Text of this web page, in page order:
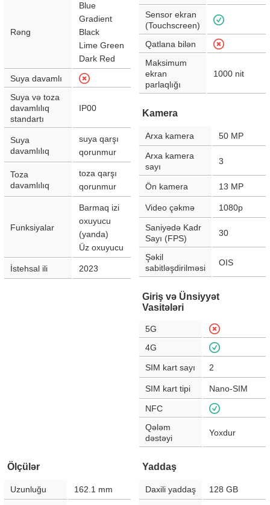
Rəng
Blue
Gradient
Black
Lime Green
Dark Red
Suya davamlı
Suya və toza
davamlılıq
standartı
IP00
Suya
davamlılıq
suya qarşı
qorunmur
Toza
davamlılıq
toza qarşı
qorunmur
Funksiyalar
Barmaq izi
oxuyucu
(yanda)
Üz oxuyucu
İstehsal ili 2023
Sensor ekran
(Touchscreen)
Qatlana bilən
Maksimum
ekran
parlaqlığı
1000 nit
Kamera
Arxa kamera 50 MP
Arxa kamera
sayı
3
Ön kamera 13 MP
Video çəkmə 1080p
Saniyədə Kadr
Sayı (FPS)
30
Şəkil
sabitləşdirilməsi
OIS
Giriş və Ünsiyyət
Vasitələri
5G
4G
SIM kart sayı 2
SIM kart tipi Nano-SIM
NFC
Qələm
dəstəyi
Yoxdur
Ölçülər
Uzunluğu 162.1 mm
Yaddaş
Daxili yaddaş 128 GB